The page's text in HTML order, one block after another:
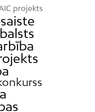
projekts